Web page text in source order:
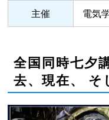
主催 電気
全国同時七夕
去、現在、 そ